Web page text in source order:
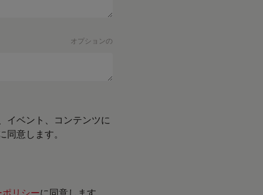
オプションの
イベント、コンテンツに
意します。
リシーに同意します。